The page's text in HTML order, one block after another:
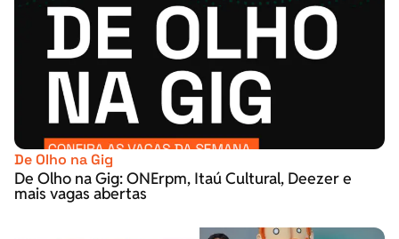
De Olho na Gig
De Olho na Gig: ONErpm, Itaú Cultural, Deezer e
mais vagas abertas